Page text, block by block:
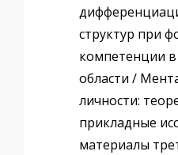
структур при
компетенции
области /
личности:
прикладные
материалы